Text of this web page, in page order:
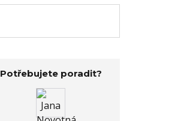
Potřebujete poradit?